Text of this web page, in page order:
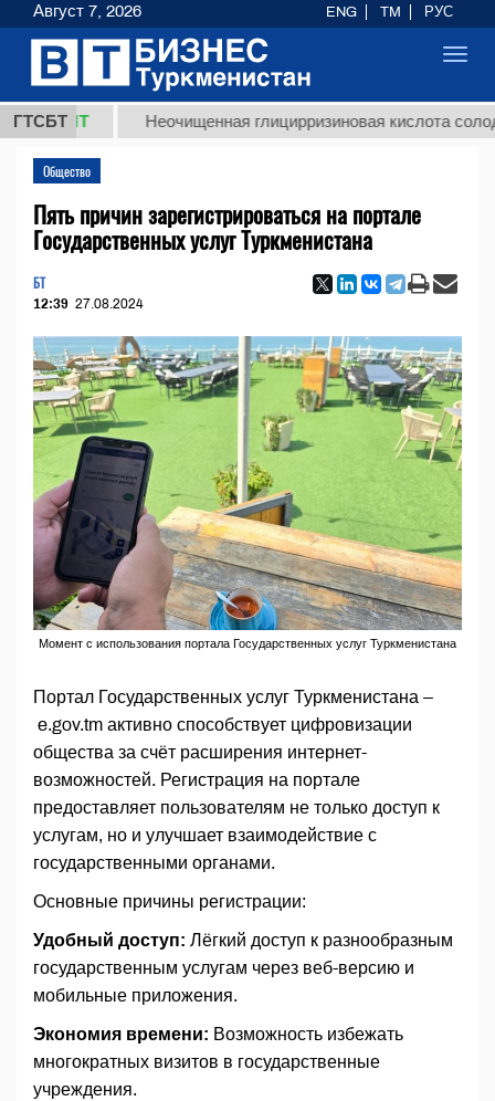
ГТСБТ Неочищенная глицирризиновая кислота
Общество
Пять причин зарегистрироваться на портале
Государственных услуг Туркменистана
БТ
12:39 27.08.2024
Момент с использования портала Государственных услуг Туркменистана
Портал Государственных услуг Туркменистана –
e.gov.tm активно способствует цифровизации
общества за счёт расширения интернет-
возможностей. Регистрация на портале
предоставляет пользователям не только доступ к
услугам, но и улучшает взаимодействие с
государственными органами.
Основные причины регистрации:
Удобный доступ: Лёгкий доступ к разнообразным
государственным услугам через веб-версию и
мобильные приложения.
Экономия времени: Возможность избежать
многократных визитов в государственные
учреждения.
Август 7, 2026 ENG TM РУС